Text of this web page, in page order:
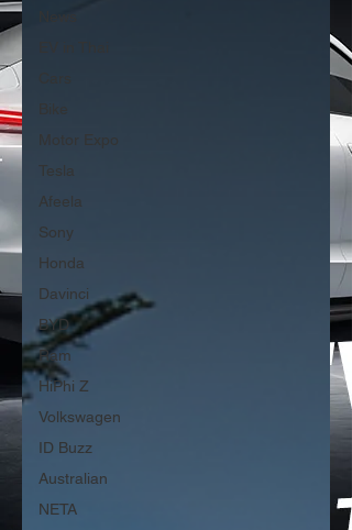
Motor Expo
Tesla
Afeela
Sony
Honda
Davinci
BYD
Ram
HiPhi Z
Volkswagen
ID Buzz
Australian
NETA